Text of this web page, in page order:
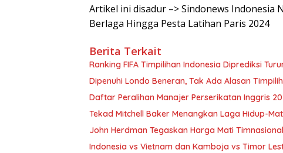
Artikel ini disadur –> Sindonews Indonesia
Berlaga Hingga Pesta Latihan Paris 2024
Berita Terkait
Ranking FIFA Timpilihan Indonesia Diprediksi
Dipenuhi Londo Beneran, Tak Ada Alasan
Daftar Peralihan Manajer Perserikatan Inggris
Tekad Mitchell Baker Menangkan Laga Hidup-
John Herdman Tegaskan Harga Mati
Indonesia vs Vietnam dan Kamboja vs Timor